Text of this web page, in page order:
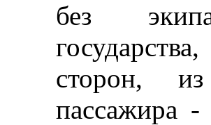
без
сторон,
пассажира -